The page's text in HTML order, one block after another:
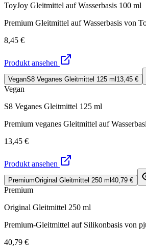
ToyJoy Gleitmittel auf Wasserbasis 100 ml
Premium Gleitmittel auf Wasserbasis von
8,45 €
Produkt ansehen
VeganS8 Veganes Gleitmittel 125 ml 13,45 €
Vegan
S8 Veganes Gleitmittel 125 ml
Premium veganes Gleitmittel auf
13,45 €
Produkt ansehen
PremiumOriginal Gleitmittel 250 ml 40,79 €
Premium
Original Gleitmittel 250 ml
Premium-Gleitmittel auf Silikonbasis von
40,79 €